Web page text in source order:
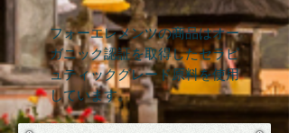
フォーエレメンツの商品はオー
ガニック認証を取得したセラピ
ュティックグレード原料を使用
しています。